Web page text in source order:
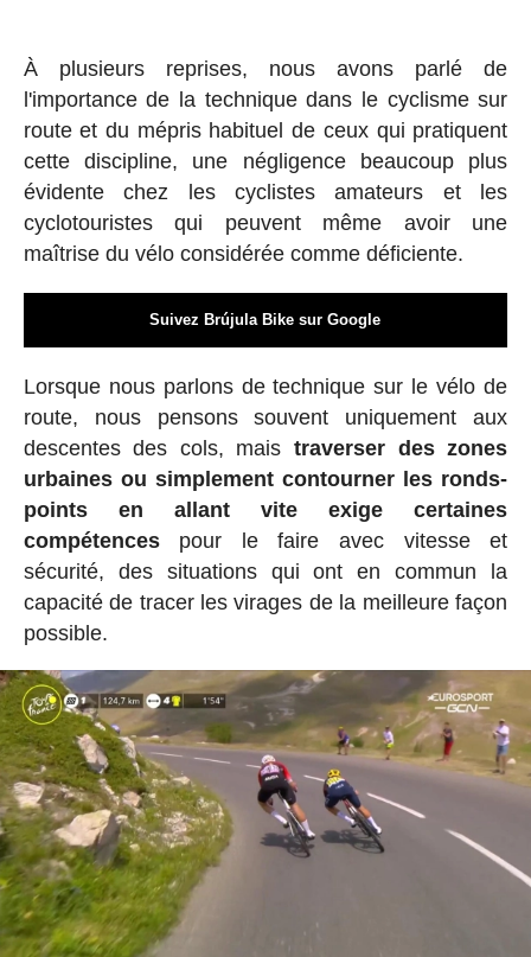
À plusieurs reprises, nous avons parlé de
l'importance de la technique dans le cyclisme sur
route et du mépris habituel de ceux qui pratiquent
cette discipline, une négligence beaucoup plus
évidente chez les cyclistes amateurs et les
cyclotouristes qui peuvent même avoir une
maîtrise du vélo considérée comme déficiente.
Suivez Brújula Bike sur Google
Lorsque nous parlons de technique sur le vélo de
route, nous pensons souvent uniquement aux
descentes des cols, maistraverser des zones
urbaines ou simplement contourner les ronds-
points en allant vite exige certaines
compétences pour le faire avec vitesse et
sécurité, des situations qui ont en commun la
capacité de tracer les virages de la meilleure façon
possible.